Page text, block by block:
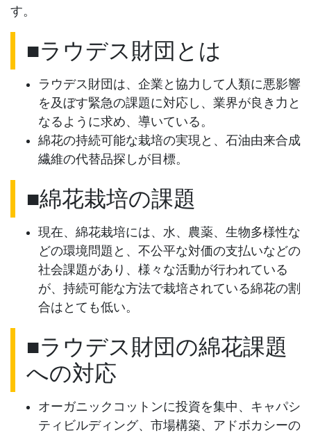
す。
■ラウデス財団とは
ラウデス財団は、企業と協力して人類に悪影響
を及ぼす緊急の課題に対応し、業界が良き力と
なるように求め、導いている。
綿花の持続可能な栽培の実現と、石油由来合成
繊維の代替品探しが目標。
■綿花栽培の課題
現在、綿花栽培には、水、農薬、生物多様性な
どの環境問題と、不公平な対価の支払いなどの
社会課題があり、様々な活動が行われている
が、持続可能な方法で栽培されている綿花の割
合はとても低い。
■ラウデス財団の綿花課題
への対応
オーガニックコットンに投資を集中、キャパシ
ティビルディング、市場構築、アドボカシーの